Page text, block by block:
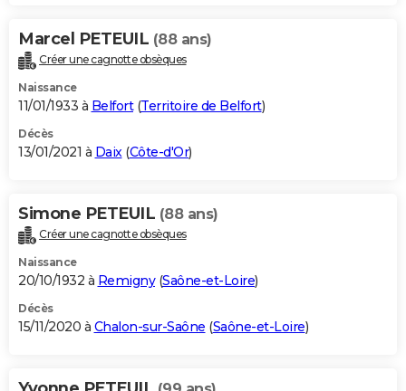
Marcel PETEUIL (88 ans)
Créer une cagnotte obsèques
Naissance
11/01/1933 à Belfort(Territoire de Belfort)
Décès
13/01/2021 à Daix(Côte-d'Or)
Simone PETEUIL (88 ans)
Créer une cagnotte obsèques
Naissance
20/10/1932 à Remigny(Saône-et-Loire)
Décès
15/11/2020 à Chalon-sur-Saône (Saône-et-Loire)